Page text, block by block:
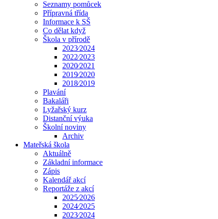
Seznamy pomůcek
Přípravná třída
Informace k SŠ
Co dělat když
Škola v přírodě
2023⁄2024
2022⁄2023
2020⁄2021
2019⁄2020
2018⁄2019
Plavání
Bakaláři
Lyžařský kurz
Distanční výuka
Školní noviny
Archiv
Mateřská škola
Aktuálně
Základní informace
Zápis
Kalendář akcí
Reportáže z akcí
2025⁄2026
2024⁄2025
2023⁄2024